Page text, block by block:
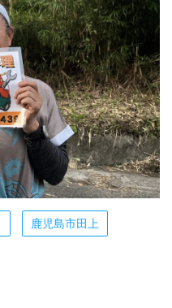
鹿児島市田上